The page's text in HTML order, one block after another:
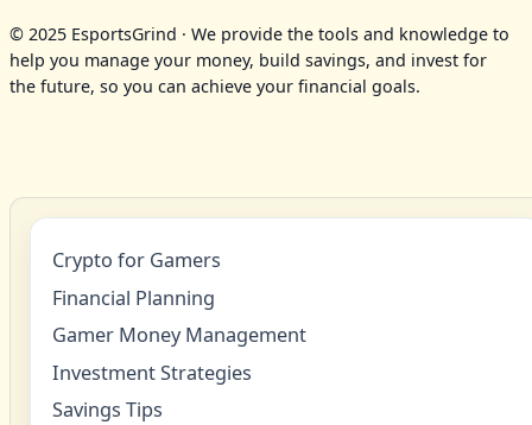
© 2025 EsportsGrind · We provide the tools and knowledge to
help you manage your money, build savings, and invest for
the future, so you can achieve your financial goals.
Crypto for Gamers
Financial Planning
Gamer Money Management
Investment Strategies
Savings Tips